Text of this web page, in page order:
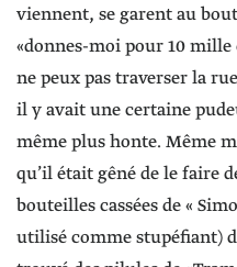
viennent, se garent au
«donnes-moi pour 10
ne peux pas traverser la
il y avait une certaine
même plus honte. Même
qu’il était gêné de le faire
bouteilles cassées de «
utilisé comme stupéfiant)